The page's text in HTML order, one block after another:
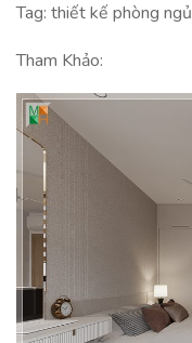
Tag: thiết kế phòng ngủ
Tham Khảo: